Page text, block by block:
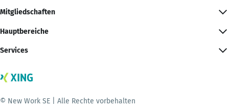
Mitgliedschaften
Hauptbereiche
Services
© New Work SE | Alle Rechte vorbehalten